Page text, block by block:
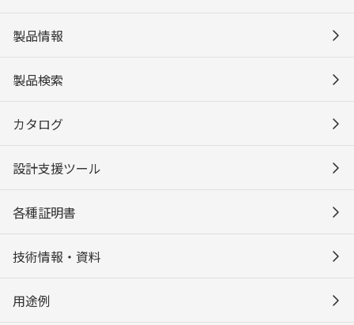
製品情報
製品検索
カタログ
設計支援ツール
各種証明書
技術情報・資料
用途例